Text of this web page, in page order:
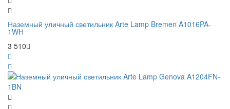
Наземный уличный светильник Arte Lamp Bremen A1016PA-
1WH
3 510